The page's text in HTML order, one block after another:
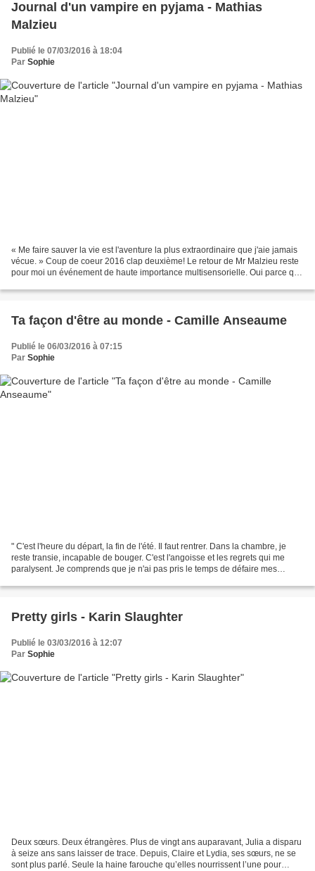
Journal d'un vampire en pyjama - Mathias
Malzieu
Publié le 07/03/2016 à 18:04
Par Sophie
« Me faire sauver la vie est l'aventure la plus extraordinaire que j'aie jamais
vécue. » Coup de coeur 2016 clap deuxième! Le retour de Mr Malzieu reste
pour moi un événement de haute importance multisensorielle. Oui parce que
Ta façon d'être au monde - Camille Anseaume
Publié le 06/03/2016 à 07:15
Par Sophie
" C'est l'heure du départ, la fin de l'été. Il faut rentrer. Dans la chambre, je
reste transie, incapable de bouger. C'est l'angoisse et les regrets qui me
paralysent. Je comprends que je n'ai pas pris le temps de défaire mes
Pretty girls - Karin Slaughter
Publié le 03/03/2016 à 12:07
Par Sophie
Deux sœurs. Deux étrangères. Plus de vingt ans auparavant, Julia a disparu
à seize ans sans laisser de trace. Depuis, Claire et Lydia, ses sœurs, ne se
sont plus parlé. Seule la haine farouche qu’elles nourrissent l’une pour